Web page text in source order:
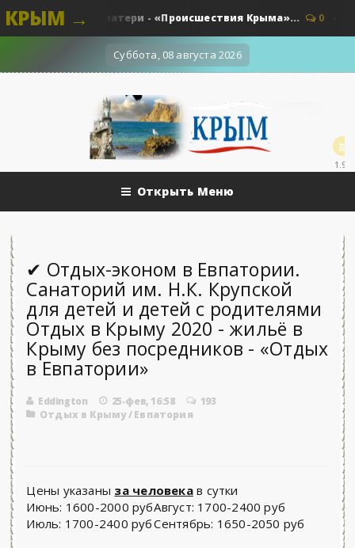
КРЫМ →для матери - «Происшествия Крыма»... 0
Суббота, 08 августа 2026
1.9k
Открыть Меню
✔ Отдых-эконом в Евпатории.
Санаторий им. Н.К. Крупской
для детей и детей с родителями
Отдых в Крыму 2020 - жильё в
Крыму без посредников - «Отдых
в Евпатории»
Eddington 25-фев, 16:58
193
Отдых в Крыму/Евпатория
Цены указаны за человекав сутки
Июнь: 1600-2000 руб
Июль: 1700-2400 руб
Август: 1700-2400 руб
Сентябрь: 1650-2050 руб